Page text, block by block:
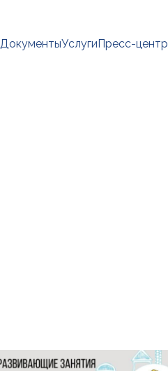
ДокументыУслугиПресс-центр